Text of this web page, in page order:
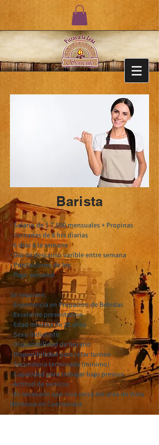
Barista
- Salario de $ 7,500 mensuales + Propinas
- Jornadas de 8 hrs diarias
- 6 dias a la semana
- Dia de descanso varible entre semana
- Prestaciones de ley
- Pago semanal
Se requiere:
- Experiencia en Prepacion de Bebidas
- Excelente presentacion
- Edad minima de 20 años
- Sexo indistinto
- Disponibilidad de horario
- Disponibilidad para rolar turnos
- Secundaria terminada (minimo)
- Capacidad para trabajar bajo presion
- Actitud de servicio
- Es necesario que viva cerca del area de Vista
Hermosa en Cuernavaca